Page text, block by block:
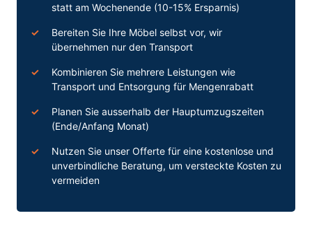
statt am Wochenende (10-15% Ersparnis)
Bereiten Sie Ihre Möbel selbst vor, wir
übernehmen nur den Transport
Kombinieren Sie mehrere Leistungen wie
Transport und Entsorgung für Mengenrabatt
Planen Sie ausserhalb der Hauptumzugszeiten
(Ende/Anfang Monat)
Nutzen Sie unser Offerte für eine kostenlose und
unverbindliche Beratung, um versteckte Kosten zu
vermeiden